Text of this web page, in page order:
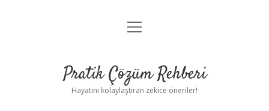
Anasayfa
Yasal Uyarı
menüyü
Pratik Çözüm Rehberi
Hayatını kolaylaştıran zekice öneriler!